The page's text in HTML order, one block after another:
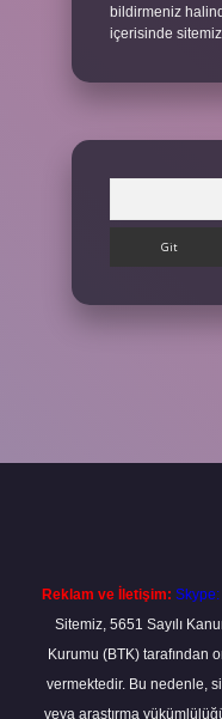
bildirmeniz
içerisinde
Reklam ve İletişim:
Sitemiz, 5651 Sayılı
Kurumu (BTK) tarafından
vermektedir. Bu nedenle,
veya araştırma